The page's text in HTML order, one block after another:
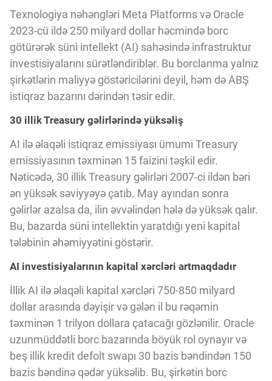
İSTIFADƏ ŞƏRTLƏRİ
MƏXFİLİK SİYASƏTİ
Haqqımızda
Vizyoner Baxışı
Innovasiya Bələdçisi
Podkastlar
Texnologiya nəhəngləri Meta Platforms və Oracle
2023-cü ildə 250 milyard dollar həcmində borc
götürərək süni intellekt (AI) sahəsində infrastruktur
investisiyalarını sürətləndiriblər. Bu borclanma yalnız
şirkətlərin maliyyə göstəricilərini deyil, həm də ABŞ
istiqraz bazarını dərindən təsir edir.
30 illik Treasury gəlirlərində yüksəliş
AI ilə əlaqəli istiqraz emissiyası ümumi Treasury
emissiyasının təxminən 15 faizini təşkil edir.
Nəticədə, 30 illik Treasury gəlirləri 2007-ci ildən bəri
ən yüksək səviyyəyə çatıb. May ayından sonra
gəlirlər azalsa da, ilin əvvəlindən hələ də yüksək qalır.
Bu, bazarda süni intellektin yaratdığı yeni kapital
tələbinin əhəmiyyətini göstərir.
AI investisiyalarının kapital xərcləri artmaqdadır
İllik AI ilə əlaqəli kapital xərcləri 750-850 milyard
dollar arasında dəyişir və gələn il bu rəqəmin
təxminən 1 trilyon dollara çatacağı gözlənilir. Oracle
uzunmüddətli borc bazarında böyük rol oynayır və
beş illik kredit defolt swapı 30 bazis bəndindən 150
bazis bəndinə qədər yüksəlib. Bu, şirkətin borc